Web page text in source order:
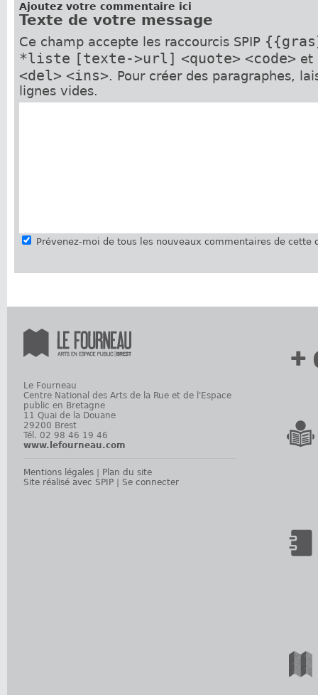
Ajoutez votre commentaire ici
Texte de votre message
Ce champ accepte les raccourcis SPIP
*liste [texte->url] <quote> <code>et
<del> <ins>. Pour créer des paragraphes,
lignes vides.
Prévenez-moi de tous les nouveaux commentaires de cette
Le Fourneau
Centre National des Arts de la Rue et de l'Espace
public en Bretagne
11 Quai de la Douane
29200 Brest
Tél. 02 98 46 19 46
www.lefourneau.com
Mentions légales
Plan du site
Site réalisé avec SPIP
Se connecter
+